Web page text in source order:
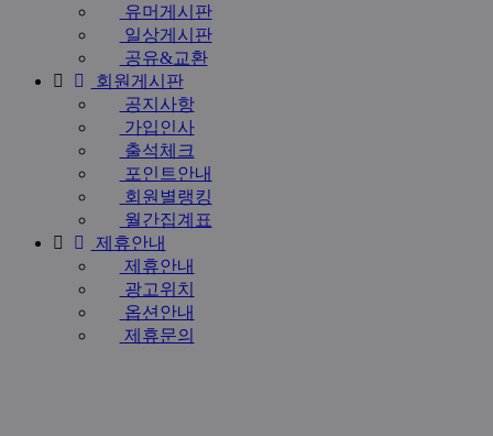
유머게시판
일상게시판
공유&교환
회원게시판
공지사항
가입인사
출석체크
포인트안내
회원별랭킹
월간집계표
제휴안내
제휴안내
광고위치
옵션안내
제휴문의